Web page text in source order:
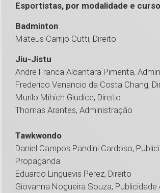
Esportistas, por modalidade e curso
Badminton
Mateus Carrijo Cutti, Direito
Jiu-Jistu
Andre Franca Alcantara Pimenta,
Frederico Venancio da Costa Chang,
Murilo Mihich Giudice, Direito
Thomas Arantes, Administração
Tawkwondo
Daniel Campos Pandini Cardoso,
Propaganda
Eduardo Linguevis Perez, Direito
Giovanna Nogueira Souza, Publicidade